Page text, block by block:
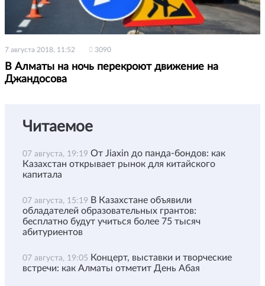
7 августа 2018, 11:52 3090
В Алматы на ночь перекроют движение на
Джандосова
Читаемое
07 августа, 19:19 От Jiaxin до панда-бондов: как
Казахстан открывает рынок для китайского
капитала
07 августа, 15:19 В Казахстане объявили
обладателей образовательных грантов:
бесплатно будут учиться более 75 тысяч
абитуриентов
07 августа, 19:05 Концерт, выставки и творческие
встречи: как Алматы отметит День Абая